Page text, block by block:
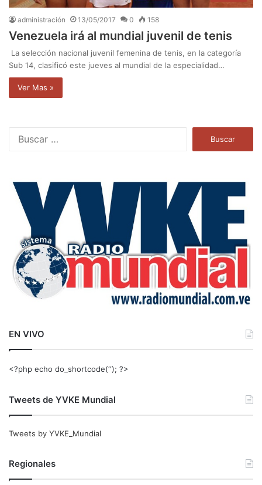
administración 13/05/2017 0 158
Venezuela irá al mundial juvenil de tenis
La selección nacional juvenil femenina de tenis, en la categoría
Sub 14, clasificó este jueves al mundial de la especialidad…
Ver Mas »
a
EN VIVO
<?php echo do_shortcode(‘‘); ?>
Tweets de YVKE Mundial
Tweets by YVKE_Mundial
Regionales